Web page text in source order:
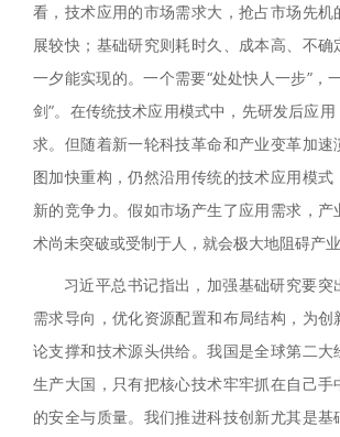
看，技术应用的市场需求大，抢占市场先机
展较快；基础研究则耗时久、成本高、不确
一夕能实现的。一个需要“处处快人一步”，
剑”。在传统技术应用模式中，先研发后应
求。但随着新一轮科技革命和产业变革加速
图加快重构，仍然沿用传统的技术应用模式
新的竞争力。假如市场产生了应用需求，产
术尚未突破或受制于人，就会极大地阻碍产业
习近平总书记指出，加强基础研究要突
需求导向，优化资源配置和布局结构，为创
论支撑和技术源头供给。我国是全球第二大
生产大国，只有把核心技术牢牢抓在自己手
的安全与质量。我们推进科技创新尤其是基